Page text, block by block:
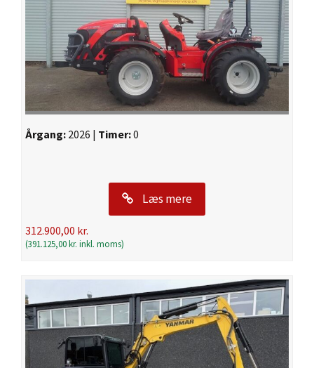
Årgang: 2026 | Timer:0
Læs mere
312.900,00 kr.
(391.125,00kr. inkl. moms)